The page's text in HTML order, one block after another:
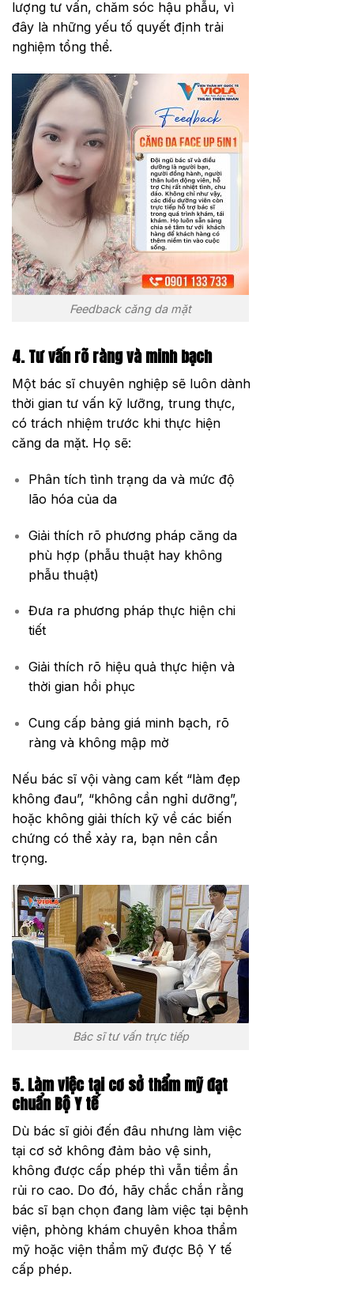
lượng tư vấn, chăm sóc hậu phẫu, vì
đây là những yếu tố quyết định trải
nghiệm tổng thể.
Feedback căng da mặt
4. Tư vấn rõ ràng và minh bạch
Một bác sĩ chuyên nghiệp sẽ luôn dành
thời gian tư vấn kỹ lưỡng, trung thực,
có trách nhiệm trước khi thực hiện
căng da mặt. Họ sẽ:
Phân tích tình trạng da và mức độ
lão hóa của da
Giải thích rõ phương pháp căng da
phù hợp (phẫu thuật hay không
phẫu thuật)
Đưa ra phương pháp thực hiện chi
tiết
Giải thích rõ hiệu quả thực hiện và
thời gian hồi phục
Cung cấp bảng giá minh bạch, rõ
ràng và không mập mờ
Nếu bác sĩ vội vàng cam kết “làm đẹp
không đau”, “không cần nghỉ dưỡng”,
hoặc không giải thích kỹ về các biến
chứng có thể xảy ra, bạn nên cẩn
trọng.
Bác sĩ tư vấn trực tiếp
5. Làm việc tại cơ sở thẩm mỹ đạt
chuẩn Bộ Y tế
Dù bác sĩ giỏi đến đâu nhưng làm việc
tại cơ sở không đảm bảo vệ sinh,
không được cấp phép thì vẫn tiềm ẩn
rủi ro cao. Do đó, hãy chắc chắn rằng
bác sĩ bạn chọn đang làm việc tại bệnh
viện, phòng khám chuyên khoa thẩm
mỹ hoặc viện thẩm mỹ được Bộ Y tế
cấp phép.